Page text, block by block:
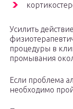
Усилить
процедуры в
промывания
Если проблема
необходимо